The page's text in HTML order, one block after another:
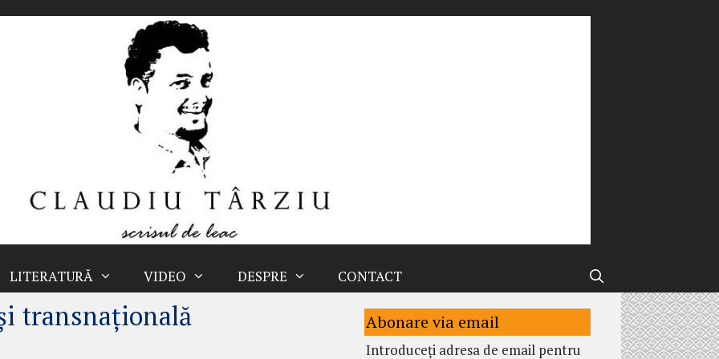
LITERATURĂ VIDEO DESPRE CONTACT
transnațională Abonare via email
Introduceți adresa de email pentru